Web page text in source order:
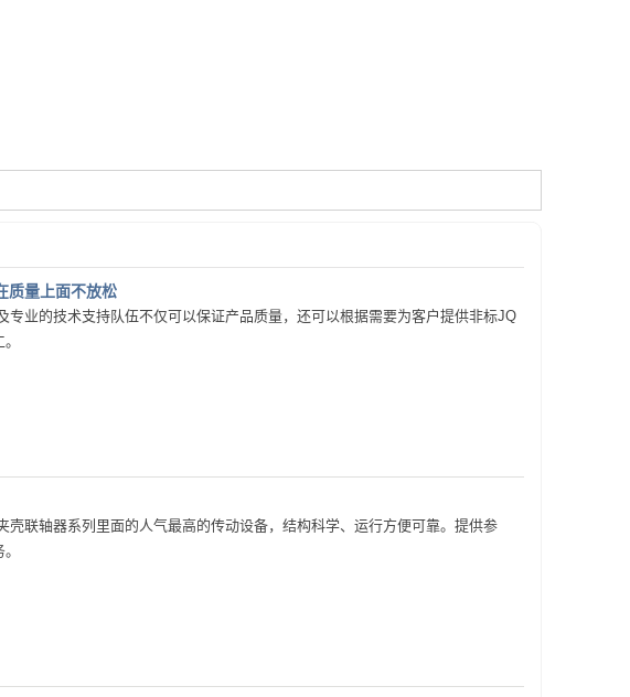
质量上面不放松
专业的技术支持队伍不仅可以保证产品质量，还可以根据需要为客户提供非标JQ
壳联轴器系列里面的人气最高的传动设备，结构科学、运行方便可靠。提供参